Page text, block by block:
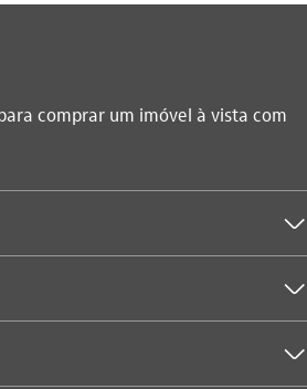
comprar um imóvel à vista com
seta_baixo
seta_baixo
seta_baixo